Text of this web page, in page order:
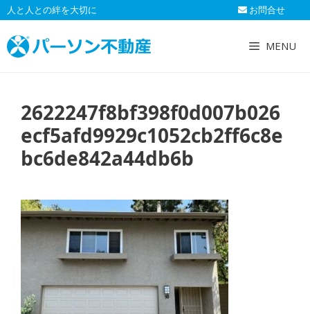
コ
ン
テ
ン
人と人との絆を大切に お問合せ
MENU
2622247f8bf398f0d007b026
ecf5afd9929c1052cb2ff6c8e
bc6de842a44db6b